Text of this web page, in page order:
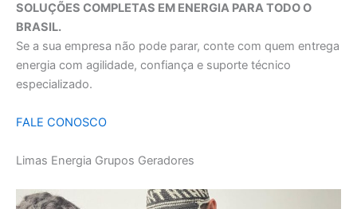
SOLUÇÕES COMPLETAS EM ENERGIA PARA TODO O
BRASIL.
Se a sua empresa não pode parar, conte com quem entrega
energia com agilidade, confiança e suporte técnico
especializado.
FALE CONOSCO
Limas Energia Grupos Geradores